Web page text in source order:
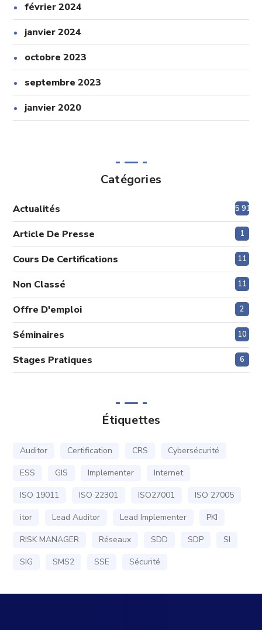
février 2024
janvier 2024
octobre 2023
septembre 2023
janvier 2020
Catégories
Actualités 5 913
Article De Presse 1
Cours De Certifications 11
Non Classé 11
Offre D'emploi 2
Séminaires 10
Stages Pratiques 6
Étiquettes
Auditor Certification CRS
Cybersécurité
ESS
GIS Implementer
Internet
ISO 19011
ISO 22301 ISO27001
ISO 27005
itor
Lead Auditor Lead Implementer
PKI
RISK MANAGER
Réseaux SDD SDP
SI
SIG
SMS2 SSE Sécurité